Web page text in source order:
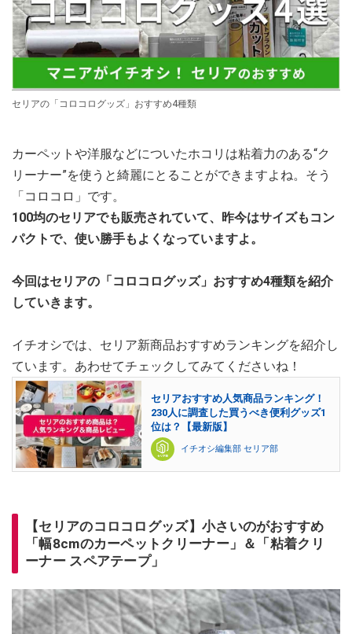
セリアの「コロコログッズ」おすすめ4種類
カーペットや洋服などについたホコリは粘着力のある“ク
リーナー”を使うと綺麗にとることができますよね。そう
「コロコロ」です。
100均のセリアでも販売されていて、昨今はサイズもコン
パクトで、使い勝手もよくなっていますよ。
今回はセリアの「コロコログッズ」おすすめ4種類を紹介
していきます。
イチオシでは、セリア新商品おすすめランキングを紹介し
ています。あわせてチェックしてみてくださいね！
セリアおすすめ人気商品ランキング！
230人に調査した買うべき便利グッズ1
位は？【最新版】
イチオシ編集部 セリア部
【セリアのコロコログッズ】小さいのがおすすめ
「幅8cmのカーペットクリーナー」＆「粘着クリ
ーナー スペアテープ」